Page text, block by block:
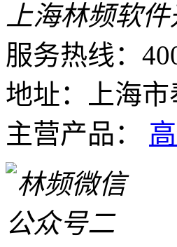
上海林频软
服务热线：
地址：上海
主营产品：